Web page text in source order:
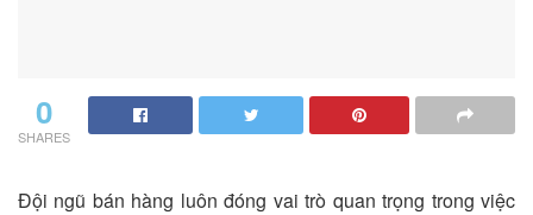
0
SHARES
Đội ngũ bán hàng luôn đóng vai trò quan trọng trong việc